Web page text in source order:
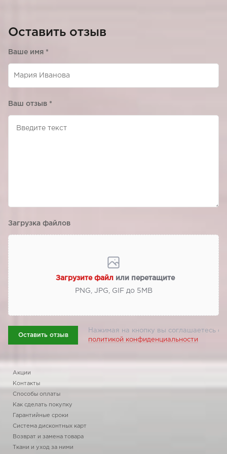
Оставить отзыв
Ваше имя *
Ваш отзыв *
Загрузка файлов
Загрузите файл или перетащите
PNG, JPG, GIF до 5МВ
Оставить отзыв
Нажимая на кнопку вы соглашаетесь с
политикой конфиденциальности
Акции
Контакты
Способы оплаты
Как сделать покупку
Гарантийные сроки
Система дисконтных карт
Возврат и замена товара
Ткани и уход за ними